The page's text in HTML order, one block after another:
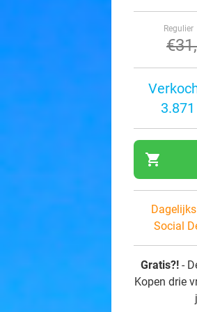
Regulier
€31
3.871
shopping_cart
Social
Gratis?! -
Kopen drie